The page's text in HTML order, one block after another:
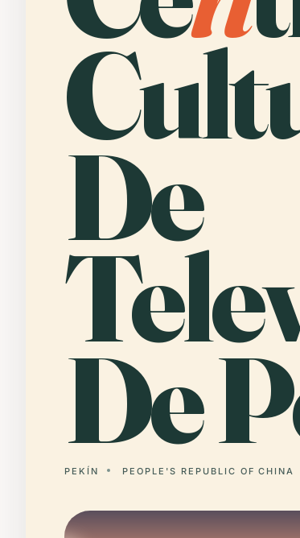
De
De
PEKÍN PEOPLE'S REPUBLIC OF CHINA